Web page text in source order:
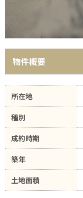
物件概要
所在地
種別
成約時期
築年
土地面積